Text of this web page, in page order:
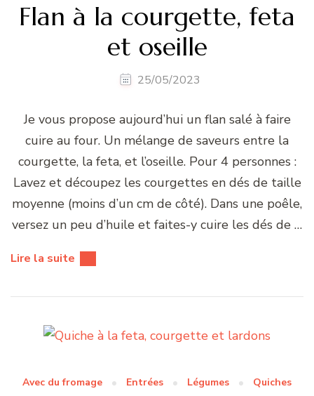
Flan à la courgette, feta
et oseille
25/05/2023
Je vous propose aujourd’hui un flan salé à faire
cuire au four. Un mélange de saveurs entre la
courgette, la feta, et l’oseille. Pour 4 personnes :
Lavez et découpez les courgettes en dés de taille
moyenne (moins d’un cm de côté). Dans une poêle,
versez un peu d’huile et faites-y cuire les dés de …
Lire la suite
Avec du fromage Entrées Légumes Quiches